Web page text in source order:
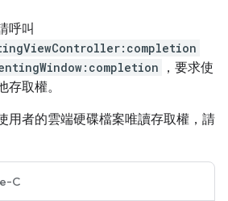
呼叫
，要求使
存取權。
用者的雲端硬碟檔案唯讀存取權，請
C